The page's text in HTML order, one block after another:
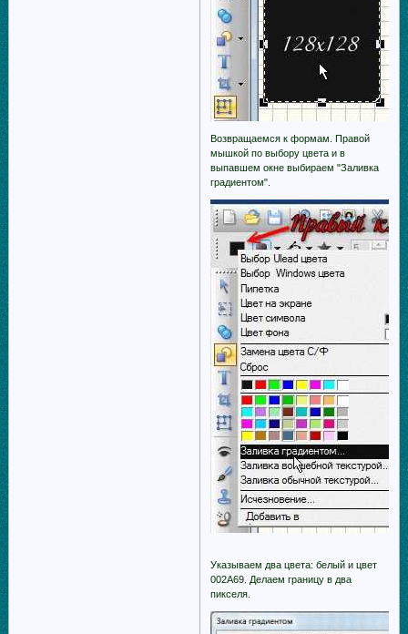
Возвращаемся к формам. Правой
мышкой по выбору цвета и в
выпавшем окне выбираем "Заливка
градиентом".
Указываем два цвета: белый и цвет
002A69. Делаем границу в два
пикселя.